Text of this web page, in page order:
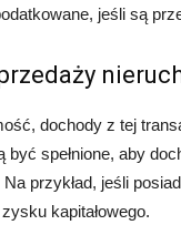
jeśli są
dochody z tej
spełnione, aby
przykład, jeśli
kapitałowego.